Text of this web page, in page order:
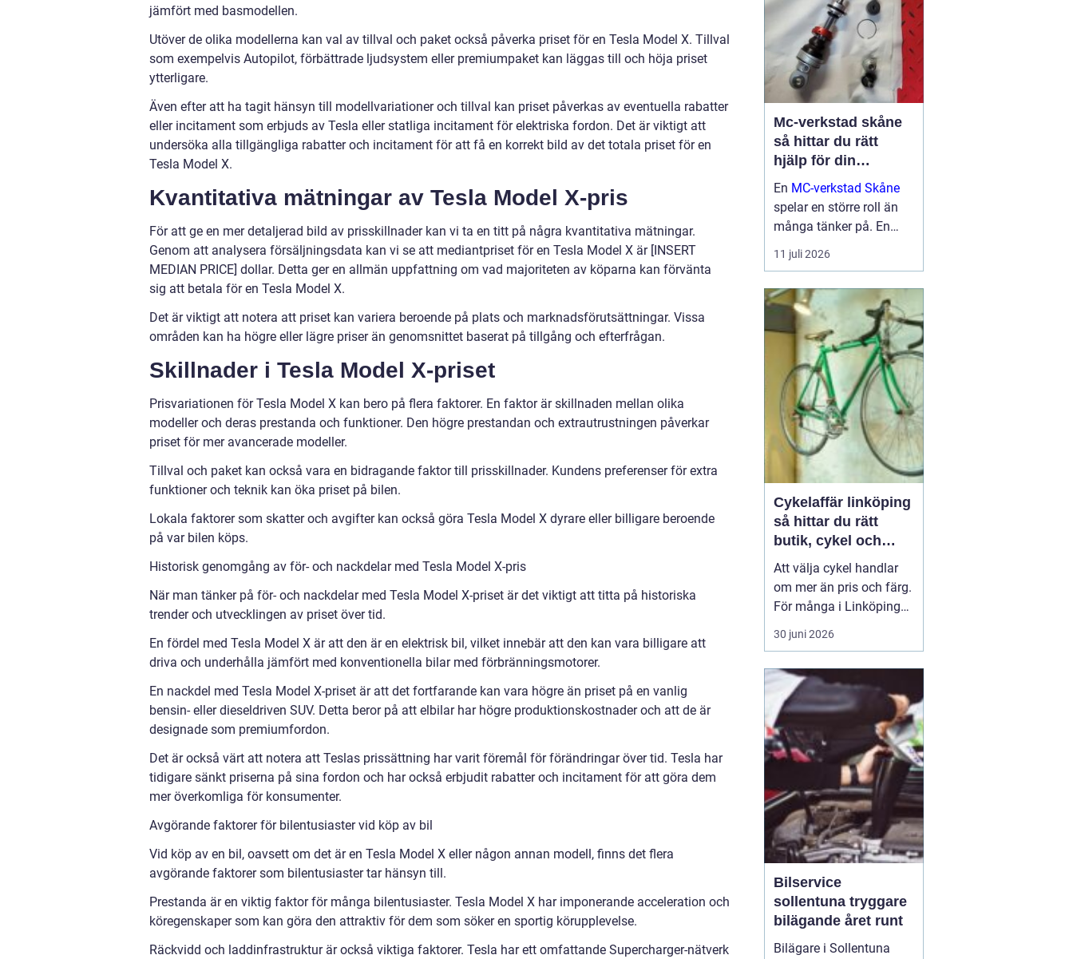
jämfört med basmodellen.
Utöver de olika modellerna kan val av tillval och paket också påverka priset för en Tesla Model X. Tillval
som exempelvis Autopilot, förbättrade ljudsystem eller premiumpaket kan läggas till och höja priset
ytterligare.
Även efter att ha tagit hänsyn till modellvariationer och tillval kan priset påverkas av eventuella rabatter
eller incitament som erbjuds av Tesla eller statliga incitament för elektriska fordon. Det är viktigt att
undersöka alla tillgängliga rabatter och incitament för att få en korrekt bild av det totala priset för en
Tesla Model X.
Kvantitativa mätningar av Tesla Model X-pris
För att ge en mer detaljerad bild av prisskillnader kan vi ta en titt på några kvantitativa mätningar.
Genom att analysera försäljningsdata kan vi se att mediantpriset för en Tesla Model X är [INSERT
MEDIAN PRICE] dollar. Detta ger en allmän uppfattning om vad majoriteten av köparna kan förvänta
sig att betala för en Tesla Model X.
Det är viktigt att notera att priset kan variera beroende på plats och marknadsförutsättningar. Vissa
områden kan ha högre eller lägre priser än genomsnittet baserat på tillgång och efterfrågan.
Skillnader i Tesla Model X-priset
Prisvariationen för Tesla Model X kan bero på flera faktorer. En faktor är skillnaden mellan olika
modeller och deras prestanda och funktioner. Den högre prestandan och extrautrustningen påverkar
priset för mer avancerade modeller.
Tillval och paket kan också vara en bidragande faktor till prisskillnader. Kundens preferenser för extra
funktioner och teknik kan öka priset på bilen.
Lokala faktorer som skatter och avgifter kan också göra Tesla Model X dyrare eller billigare beroende
på var bilen köps.
Historisk genomgång av för- och nackdelar med Tesla Model X-pris
När man tänker på för- och nackdelar med Tesla Model X-priset är det viktigt att titta på historiska
trender och utvecklingen av priset över tid.
En fördel med Tesla Model X är att den är en elektrisk bil, vilket innebär att den kan vara billigare att
driva och underhålla jämfört med konventionella bilar med förbränningsmotorer.
En nackdel med Tesla Model X-priset är att det fortfarande kan vara högre än priset på en vanlig
bensin- eller dieseldriven SUV. Detta beror på att elbilar har högre produktionskostnader och att de är
designade som premiumfordon.
Det är också värt att notera att Teslas prissättning har varit föremål för förändringar över tid. Tesla har
tidigare sänkt priserna på sina fordon och har också erbjudit rabatter och incitament för att göra dem
mer överkomliga för konsumenter.
Avgörande faktorer för bilentusiaster vid köp av bil
Vid köp av en bil, oavsett om det är en Tesla Model X eller någon annan modell, finns det flera
avgörande faktorer som bilentusiaster tar hänsyn till.
Prestanda är en viktig faktor för många bilentusiaster. Tesla Model X har imponerande acceleration och
köregenskaper som kan göra den attraktiv för dem som söker en sportig körupplevelse.
Räckvidd och laddinfrastruktur är också viktiga faktorer. Tesla har ett omfattande Supercharger-nätverk
Mc-verkstad skåne
så hittar du rätt
hjälp för din
motorcykel
En MC-verkstad Skåne
spelar en större roll än
många tänker på. En
välskött hoj är inte bara
en fråga om körglädje,
ekonomi och livslängd
på din motorcykel. För
den som kör mycket...
11 juli 2026
Cykelaffär linköping
så hittar du rätt
butik, cykel och
service
Att välja cykel handlar
om mer än pris och färg.
För många i Linköping
har cykeln blivit en viktig
del av vardagen för
fritid. En bracykelaffär
Linköpingkan göra ...
30 juni 2026
Bilservice
sollentuna tryggare
bilägande året runt
Bilägare i Sollentuna